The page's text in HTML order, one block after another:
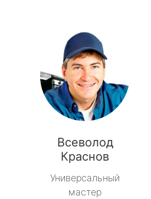
Всеволод
Краснов
Универсальный
мастер